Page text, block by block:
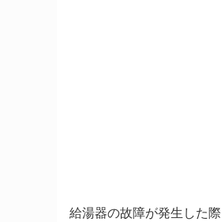
給湯器の故障が発生した